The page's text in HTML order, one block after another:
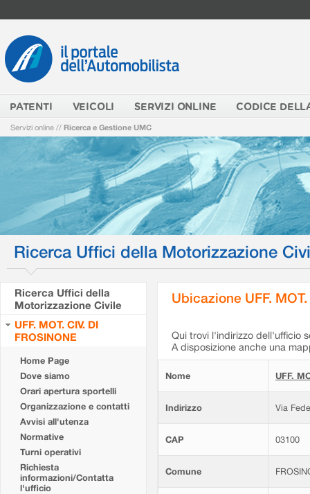
PATENTI VEICOLI SERVIZI ONLINE CODICE
Servizi online // Ricerca e Gestione UMC
Ricerca Uffici della Motorizzazione
Ricerca Uffici della
Motorizzazione Civile
UFF. MOT. CIV. DI
FROSINONE
Home Page
Dove siamo
Orari apertura sportelli
Organizzazione e contatti
Avvisi all'utenza
Normative
Turni operativi
Richiesta
informazioni/Contatta
l'ufficio
Ubicazione UFF.
Qui trovi l'indirizzo dell'ufficio
A disposizione anche una
Nome UFF.
Indirizzo Via
CAP 03100
Comune